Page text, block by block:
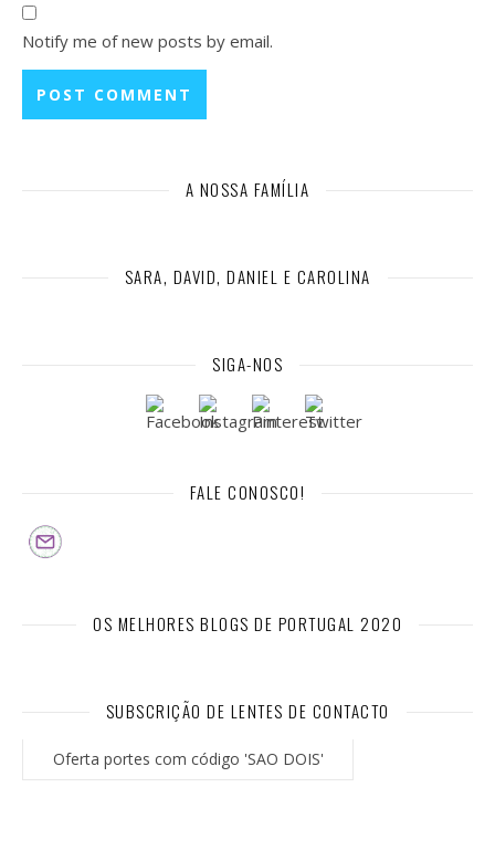
Notify me of new posts by email.
A NOSSA FAMÍLIA
SARA, DAVID, DANIEL E CAROLINA
SIGA-NOS
FALE CONOSCO!
OS MELHORES BLOGS DE PORTUGAL 2020
SUBSCRIÇÃO DE LENTES DE CONTACTO
Oferta portes com código 'SAO DOIS'